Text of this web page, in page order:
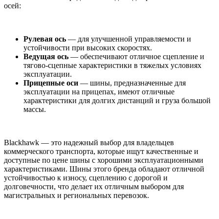
осей:
Рулевая ось — для улучшенной управляемости и
устойчивости при высоких скоростях.
Ведущая ось — обеспечивают отличное сцепление и
тягово-сцепные характеристики в тяжелых условиях
эксплуатации.
Прицепные оси — шины, предназначенные для
эксплуатации на прицепах, имеют отличные
характеристики для долгих дистанций и груза большой
массы.
Blackhawk — это надежный выбор для владельцев
коммерческого транспорта, которые ищут качественные и
доступные по цене шины с хорошими эксплуатационными
характеристиками. Шины этого бренда обладают отличной
устойчивостью к износу, сцеплению с дорогой и
долговечности, что делает их отличным выбором для
магистральных и региональных перевозок.